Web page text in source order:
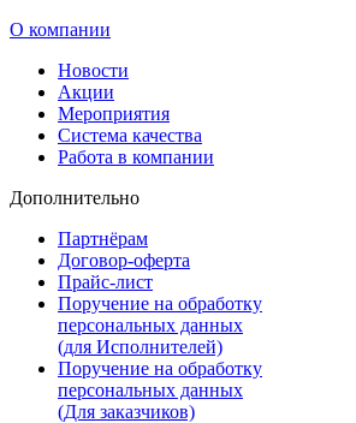
О компании
Новости
Акции
Мероприятия
Система качества
Работа в компании
Дополнительно
Партнёрам
Договор-оферта
Прайс-лист
Поручение на обработку
персональных данных
(для Исполнителей)
Поручение на обработку
персональных данных
(Для заказчиков)